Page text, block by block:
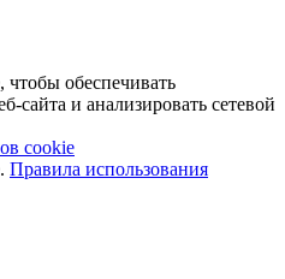
обеспечивать
сайта и анализировать сетевой
cookie
Правила использования